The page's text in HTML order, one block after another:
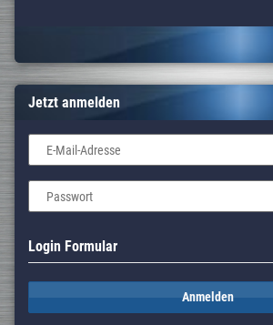
Jetzt anmelden
E-Mail-Adresse
Passwort
Login Formular
Anmelden